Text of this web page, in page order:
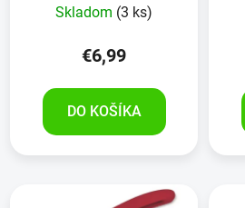
Skladom (3 ks)
€6,99
DO KOŠÍKA